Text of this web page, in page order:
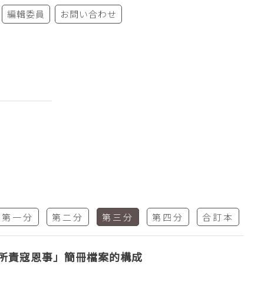
編輯委員 お問い合わせ
第一分 第二分 第三分 第四分 合訂本
責寇恩事」簡冊檔案的構成